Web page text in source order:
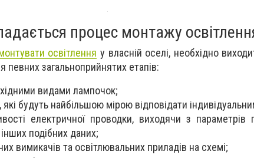
процес монтажу
освітлення у власній оселі, необхідно
певних загальноприйнятих етапів:
видами лампочок;
які будуть найбільшою мірою відповідати
електричної проводки, виходячи з параметрів
подібних даних;
вимикачів та освітлювальних приладів на схемі;